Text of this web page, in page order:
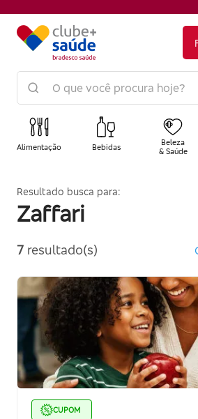
Alimentação Bebidas
Beleza
& Saúde
Resultado busca para:
Zaffari
7 resultado(s)
CUPOM